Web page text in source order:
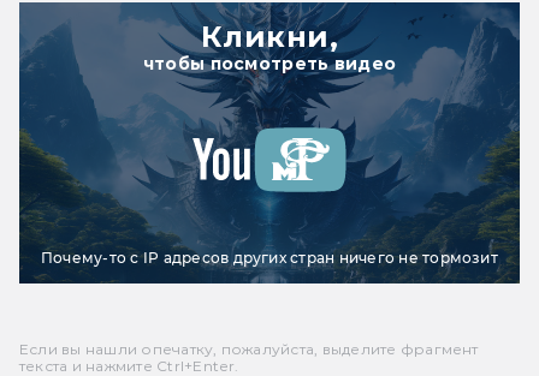
Кликни,
чтобы посмотреть видео
Почему-то с IP адресов других стран ничего не тормозит
Если вы нашли опечатку, пожалуйста, выделите фрагмент
текста и нажмите Ctrl+Enter.